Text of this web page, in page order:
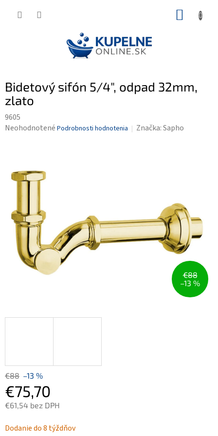
Bidetový sifón 5/4", odpad 32mm,
zlato
9605
Priemerné
0,0
hviezdičiek.
Neohodnotené Podrobnosti hodnotenia Značka:Sapho
€88
–13 %
€88 –13 %
€75,70
€61,54 bez DPH
cena:
Dodanie do 8 týždňov